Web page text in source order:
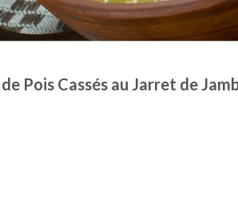
Pois Cassés au Jarret de